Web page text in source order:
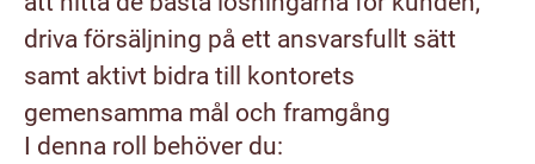
driva försäljning på ett ansvarsfullt sätt
samt aktivt bidra till kontorets
gemensamma mål och framgång
I denna roll behöver du: